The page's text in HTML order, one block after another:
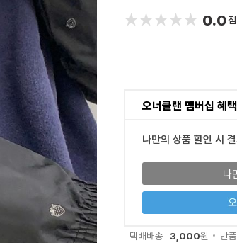
★★★★★
★★★★★ 0.0점
오너클랜 멤버십 혜택
나만의 상품 할인 시
나
택배배송 3,000원 반